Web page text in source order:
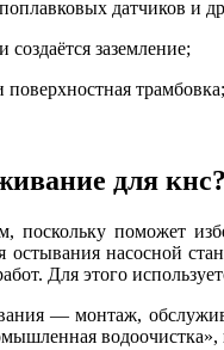
датчиков и
заземление;
трамбовка;
для кнс?
поможет
остывания насосной
Для этого
— монтаж,
водоочистка»,